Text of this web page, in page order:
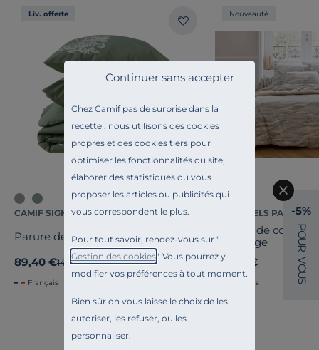
Chez Camif pas de surprise dans la
recette : nous utilisons des cookies
propres et des cookies tiers pour
optimiser les fonctionnalités du site,
élaborer des statistiques ou vous
proposer les articles ou publicités qui
vous correspondent le plus.
Pour tout savoir, rendez-vous sur "
Gestion des cookies". Vous pourrez y
modifier vos préférences à tout moment.
Bien sûr on vous laisse le choix de les
autoriser, les refuser, ou les
personnaliser.
Continuer sans accepter
Liv. offerte
CAMIF SIGNATURE
Parure de lit percale Angélique
89,40 €Ancien prix
149,00 € -40%
Français
Nouveauté
ESSENTIELS PAR
Housse de
Tradilinge
99,00 €
Français
-5%
P
O
U
R
V
O
U
S